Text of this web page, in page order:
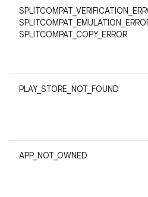
SPLITCOMPAT_COPY_ERROR
PLAY_STORE_NOT_FOUND
APP_NOT_OWNED